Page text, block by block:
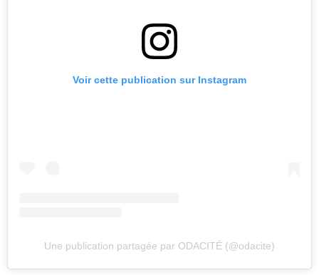
Voir cette publication sur Instagram
Une publication partagée par ODACITÉ (@odacite)